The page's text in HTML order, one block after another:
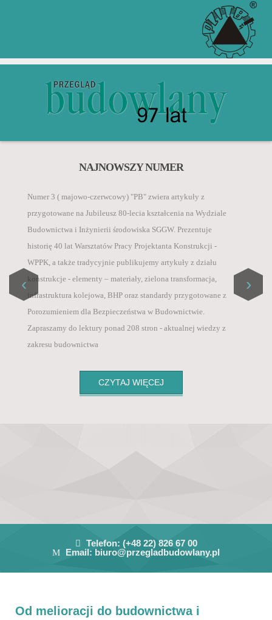
NAJNOWSZY NUMER
Numer 3 ( majowo-czerwcowy) "PB" zwiera artykuły z
przygotowane na Jubileusz 80-lecia kształcenia na Wydziale
Budownictwa i Inżynierii środowiska SGGW. Prezentuje
historię 40 lat Warsztatów Pracy Projektanta Konstrukcji -
WPPK, a także tradycyjnie publikujemy artykuły z działu
konstrukcje - elementy – materiały, zielona transformacja,
infrastruktura kolejowa, BHP oraz standardy przygotowane z
Porozumieniem dla Bezpieczeństwa w Budownictwie.
Zapraszamy do lektury ponad 208 stron - aktualnej wiedzy z
zakresu budownictwa
CZYTAJ WIĘCEJ
ZGŁOŚ ARTYKUŁ PRZEZ
Zgodnie z komunikatem Ministra Edukacji i Nauki z 5
naukowych i recenzowanych materiałów z konferencji
międzynarodowych, autorzy za publikację artykułu
naukowego w czasopiśmie Inżynieria i Budownictwo
otrzymują 40 pkt.
danych o zawartości polskich czasopism
technicznych:
• BazTech,
• Index Compernicus International ICI Journals
Master List / ICI World of Journals,
• PBN – Polska Bibliografia Naukowa (Polish
Scientific Biblioraphy),
• POL-Index – Polska Baza Cytowań (Polish
Citation Database),
ZACHĘCAMY DO KUPNA
PAPIEROWEJ I
ELEKTRONICZNEJ
CZYTAJ WIĘCEJ
›
‹
Telefon: (+48 22) 826 67 00
Email: biuro@przegladbudowlany.pl
Od melioracji do budownictwa i